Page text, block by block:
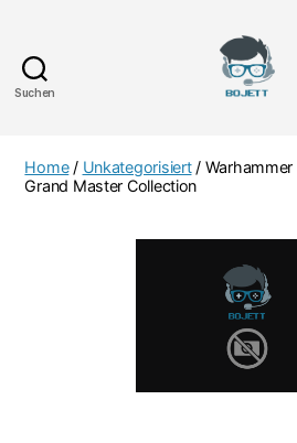
Suchen
Home/ Unkategorisiert/ Warhammer
Grand Master Collection